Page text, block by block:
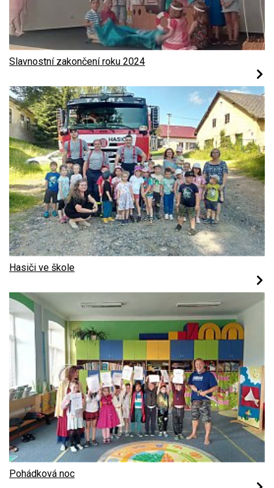
Slavnostní zakončení roku 2024
Hasiči ve škole
Pohádková noc